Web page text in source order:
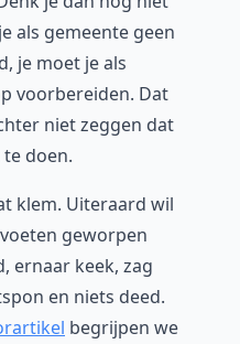
als gemeente geen
je moet je als
voorbereiden. Dat
niet zeggen dat
doen.
klem. Uiteraard wil
geworpen
ernaar keek, zag
en niets deed.
begrijpen we